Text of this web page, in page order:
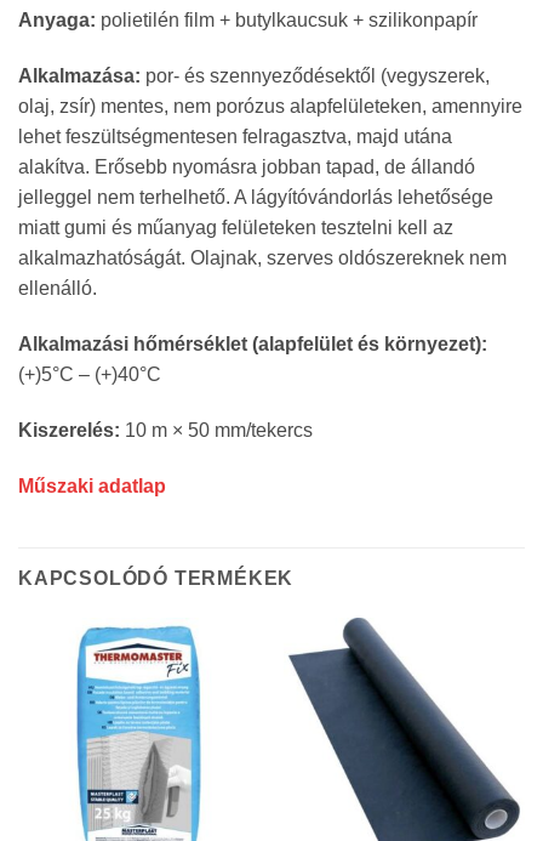
Anyaga: polietilén film + butylkaucsuk + szilikonpapír
Alkalmazása: por- és szennyeződésektől (vegyszerek,
olaj, zsír) mentes, nem porózus alapfelületeken, amennyire
lehet feszültségmentesen felragasztva, majd utána
alakítva. Erősebb nyomásra jobban tapad, de állandó
jelleggel nem terhelhető. A lágyítóvándorlás lehetősége
miatt gumi és műanyag felületeken tesztelni kell az
alkalmazhatóságát. Olajnak, szerves oldószereknek nem
ellenálló.
Alkalmazási hőmérséklet (alapfelület és környezet):
(+)5°C – (+)40°C
Kiszerelés: 10 m × 50 mm/tekercs
Műszaki adatlap
KAPCSOLÓDÓ TERMÉKEK